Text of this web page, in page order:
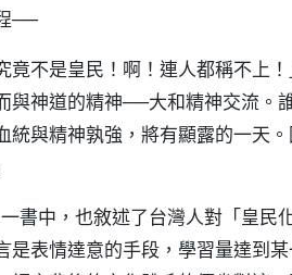
──
竟不是皇民！啊！連人都稱不上
與神道的精神──大和精神交流。
統與精神孰強，將有顯露的一天
書中，也敘述了台灣人對「皇民
表情達意的手段，學習量達到